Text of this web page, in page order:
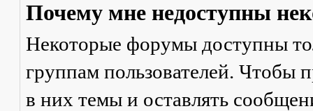
Почему мне недоступны
Некоторые форумы доступны
группам пользователей. Чтобы
в них темы и оставлять